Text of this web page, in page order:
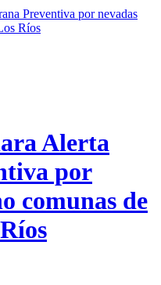
Alerta
por
comunas de